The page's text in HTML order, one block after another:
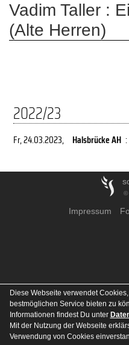
Vadim Taller :
(Alte Herren)
2022/23
Fr, 24.03.2023, Halsbrücke AH :
©
Impressum
Diese Webseite verwendet
bestmöglichen Service bieten zu
Informationen findest Du unter
Mit der Nutzung der Webseite
Verwendung von Cookies